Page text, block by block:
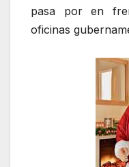
pasa por en
oficinas